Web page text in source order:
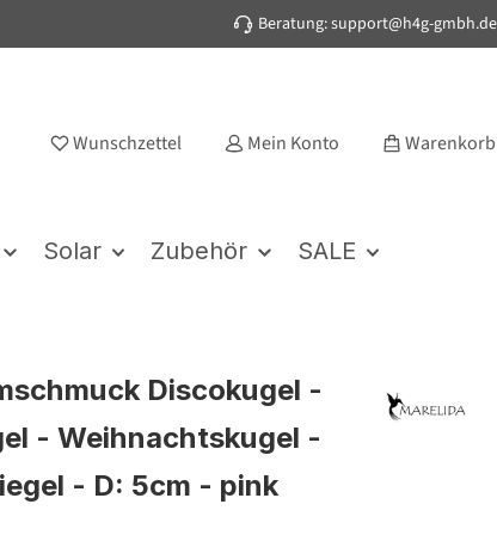
Beratung: support@h4g-gmbh.de
Wunschzettel Mein Konto Warenkorb
Solar Zubehör SALE
Discokugel -
- Weihnachtskugel -
- D: 5cm - pink